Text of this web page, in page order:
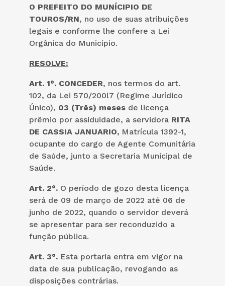
O PREFEITO DO MUNÍCIPIO DE
TOUROS/RN, no uso de suas atribuições
legais e conforme lhe confere a Lei
Orgânica do Município.
RESOLVE:
Art. 1°. CONCEDER, nos termos do art.
102, da Lei 570/200l7 (Regime Jurídico
Único), 03 (Três) meses de licença
prêmio por assiduidade, a servidora RITA
DE CASSIA JANUARIO, Matrícula 1392-1,
ocupante do cargo de Agente Comunitária
de Saúde, junto a Secretaria Municipal de
Saúde.
Art. 2°. O período de gozo desta licença
será de 09 de março de 2022 até 06 de
junho de 2022, quando o servidor deverá
se apresentar para ser reconduzido a
função pública.
Art. 3°. Esta portaria entra em vigor na
data de sua publicação, revogando as
disposições contrárias.